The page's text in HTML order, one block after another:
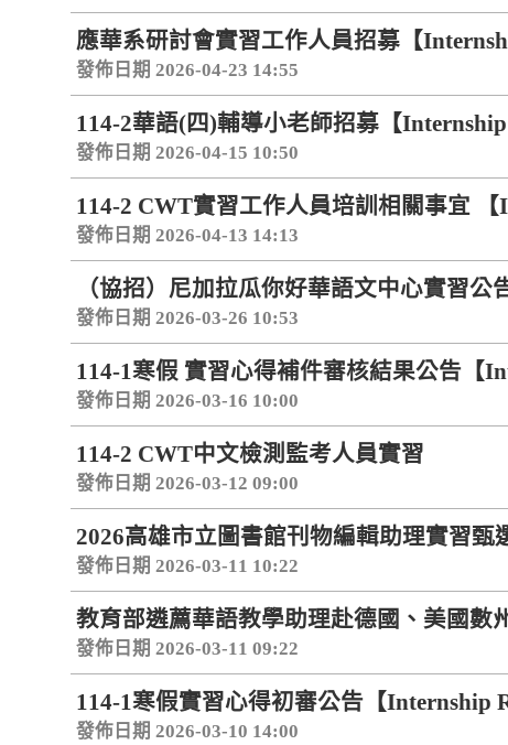
應華系研討會實習工作人員招募【
發佈日期 2026-04-23 14:55
114-2華語(四)輔導小老師招募【
發佈日期 2026-04-15 10:50
114-2 CWT實習工作人員培訓相關事宜 【
發佈日期 2026-04-13 14:13
（協招）尼加拉瓜你好華語文中心實習公
發佈日期 2026-03-26 10:53
114-1寒假 實習心得補件審核結果公告【
發佈日期 2026-03-16 10:00
114-2 CWT中文檢測監考人員實習
發佈日期 2026-03-12 09:00
2026高雄市立圖書館刊物編輯助理實習甄
發佈日期 2026-03-11 10:22
教育部遴薦華語教學助理赴德國、美國數
發佈日期 2026-03-11 09:22
114-1寒假實習心得初審公告【Internship
發佈日期 2026-03-10 14:00